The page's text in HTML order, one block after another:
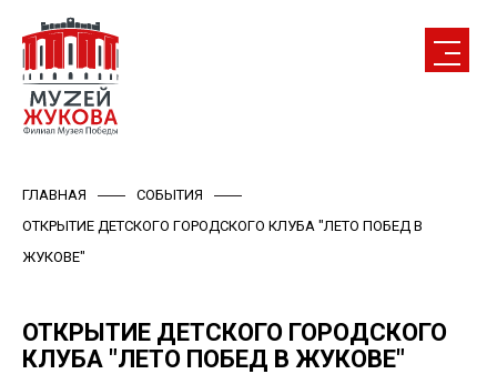
ГЛАВНАЯ
СОБЫТИЯ
ОТКРЫТИЕ ДЕТСКОГО ГОРОДСКОГО КЛУБА "ЛЕТО ПОБЕД В
ЖУКОВЕ"
ОТКРЫТИЕ ДЕТСКОГО ГОРОДСКОГО
КЛУБА "ЛЕТО ПОБЕД В ЖУКОВЕ"